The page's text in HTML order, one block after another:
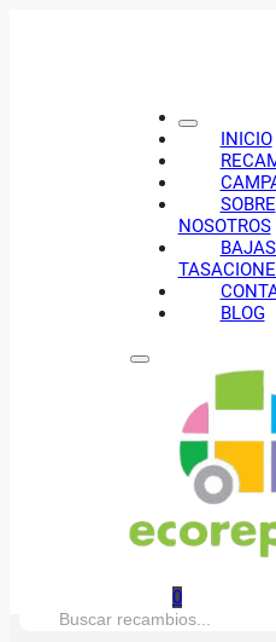
INICIO
SOBRE
NOSOTROS
BLOG
0
Buscar: